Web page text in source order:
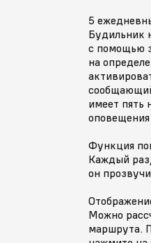
5
Будильник
с помощью
на
имеет пять
Функция
Каждый
он
Можно
маршрута.